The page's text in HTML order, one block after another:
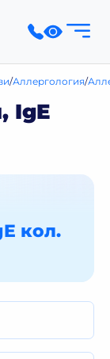
Аллергология
IgE
кол.